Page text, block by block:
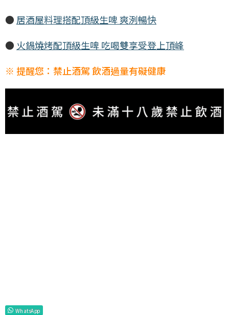
● 居酒屋料理搭配頂級生啤 爽洌暢快
● 火鍋燒烤配頂級生啤 吃喝雙享受登上頂峰
※ 提醒您：禁止酒駕 飲酒過量有礙健康
WhatsApp